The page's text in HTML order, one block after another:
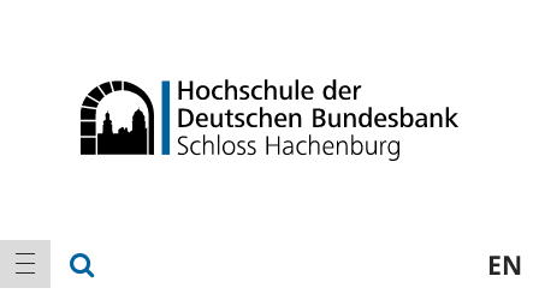
Hauptnavigation
Navigation anzeigen EN